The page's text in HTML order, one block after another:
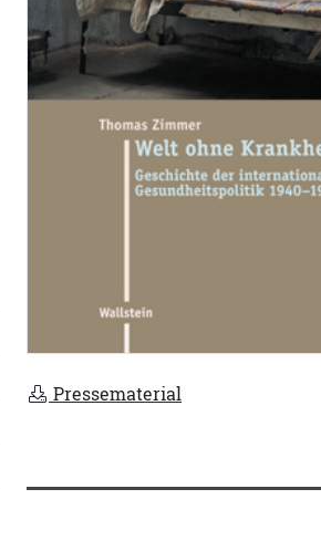
Pressematerial